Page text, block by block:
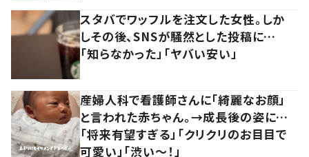
スタバでワッフルを注文した女性。しか
しその後、SNSが騒然とした投稿に…
「知らなかった」「ヤバい安い」
産婦人科で看護師さんに「綺麗なお顔」
と言われた赤ちゃん。→成長後の姿に…
「将来有望すぎる」「クリクリのお目目で
可愛い」「渋い～！」